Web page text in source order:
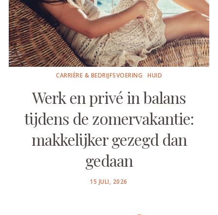
CARRIÈRE & BEDRIJFSVOERING HUID
Werk en privé in balans
tijdens de zomervakantie:
makkelijker gezegd dan
gedaan
POSTED
15 JULI, 2026